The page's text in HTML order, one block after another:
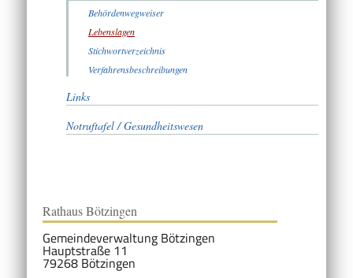
Behördenwegweiser
Lebenslagen
Stichwortverzeichnis
Verfahrensbeschreibungen
Links
Notruftafel / Gesundheitswesen
Rathaus Bötzingen
Gemeindeverwaltung Bötzingen
Hauptstraße 11
79268 Bötzingen